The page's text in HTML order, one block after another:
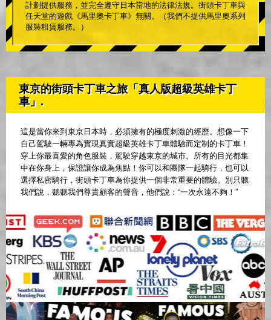
計劃提供服務，並完全遵守日本當地的法律法規。街頭卡丁車與
任天堂的遊戲《馬里奧卡丁車》無關。（我們不提供馬里奧系列
服裝租賃服務。）
東京的街頭卡丁車之旅「真人版超級英雄卡丁
車」.
這是當你來到東京日本時，必須擁有的極度刺激的經歷。想像一下
自己駕駛一輛專為實現真實超級英雄卡丁車體驗而定制的卡丁車！
穿上你最喜愛的角色服裝，駕駛穿越東京的城市。所有的目光都集
中在你身上，保證讓你成為焦點！你可以和團隊一起騎行，也可以
選擇私密騎行，街頭卡丁車為你提供一個非常重要的體驗。別只聽
我們說，聽聽我們尊貴顧客的聲音，他們說：“一次永遠不夠！”